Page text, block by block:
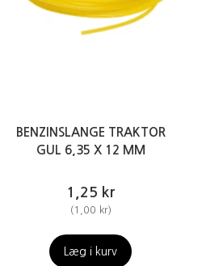
BENZINSLANGE TRAKTOR
GUL 6,35 X 12 MM
1,25 kr
(1,00 kr)
Læg i kurv